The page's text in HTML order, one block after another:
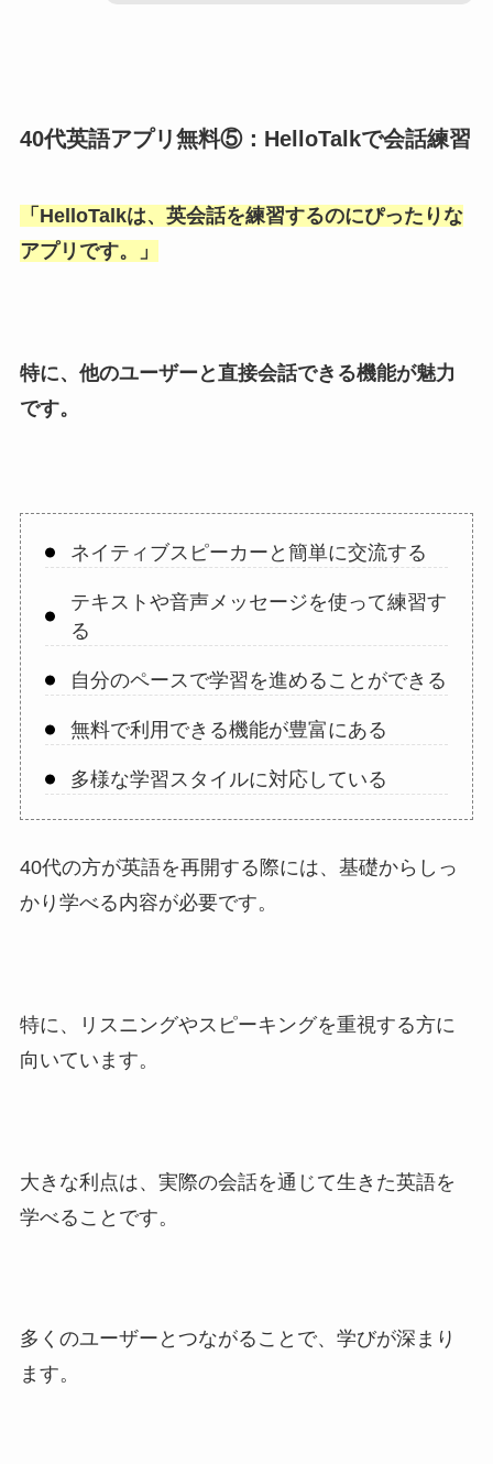
40代英語アプリ無料⑤：HelloTalkで会話練習
「 HelloTalkは、英会話を練習するのにぴったりな
アプリです。
」
特に、他のユーザーと直接会話できる機能が魅力
です。
ネイティブスピーカーと簡単に交流する
テキストや音声メッセージを使って練習す
る
自分のペースで学習を進めることができる
無料で利用できる機能が豊富にある
多様な学習スタイルに対応している
40代の方が英語を再開する際には、基礎からしっ
かり学べる内容が必要です。
特に、リスニングやスピーキングを重視する方に
向いています。
大きな利点は、実際の会話を通じて生きた英語を
学べることです。
多くのユーザーとつながることで、学びが深まり
ます。